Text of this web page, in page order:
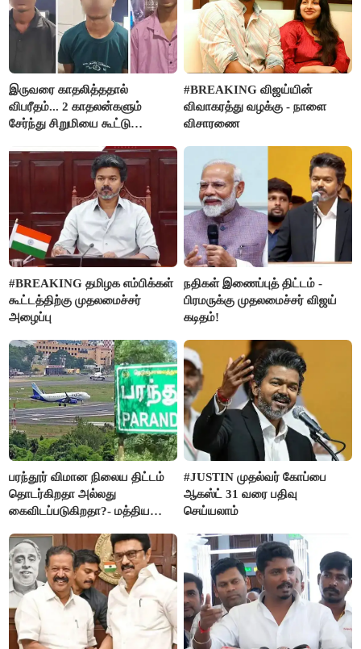
இருவரை காதலித்ததால்
விபரீதம்... 2 காதலன்களும்
சேர்ந்து சிறுமியை கூட்டு
செய்த கொடூரம்
#BREAKING விஜய்யின்
விவாகரத்து வழக்கு - நாளை
விசாரணை
#BREAKING தமிழக எம்பிக்கள்
கூட்டத்திற்கு முதலமைச்சர்
அழைப்பு
நதிகள் இணைப்புத் திட்டம் -
பிரமருக்கு முதலமைச்சர் விஜய்
கடிதம்!
பரந்தூர் விமான நிலைய திட்டம்
தொடர்கிறதா அல்லது
கைவிடப்படுகிறதா?- மத்திய
#JUSTIN முதல்வர் கோப்பை
ஆகஸ்ட் 31 வரை பதிவு
செய்யலாம்